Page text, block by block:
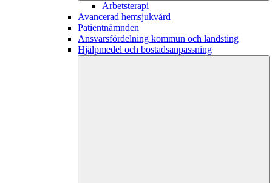
Arbetsterapi
Avancerad hemsjukvård
Patientnämnden
Ansvarsfördelning kommun och landsting
Hjälpmedel och bostadsanpassning